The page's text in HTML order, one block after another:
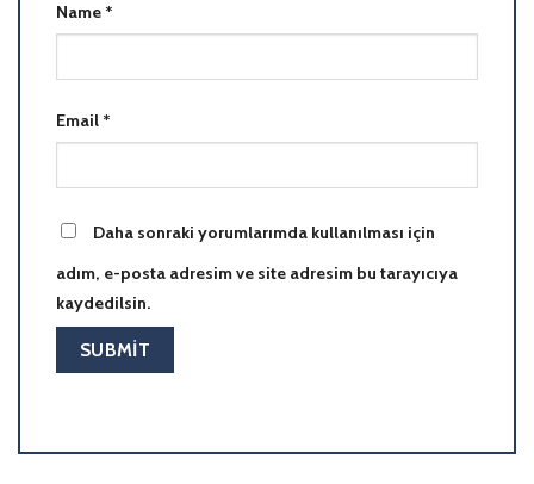
Name *
Email *
Daha sonraki yorumlarımda kullanılması için
adım, e-posta adresim ve site adresim bu tarayıcıya
kaydedilsin.